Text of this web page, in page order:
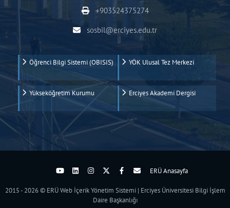
+903524375274
sosbil@erciyes.edu.tr
Öğrenci Bilgi Sistemi (OBISIS) YÖK Ulusal Tez Merkezi
Yükseköğretim Kurumu Erciyes Akademi Dergisi
ERÜ Anasayfa
2015 - 2026 © ERÜ Web İçerik Yönetim Sistemi | Erciyes Üniversitesi Bilgi İşlem
Daire Başkanlığı